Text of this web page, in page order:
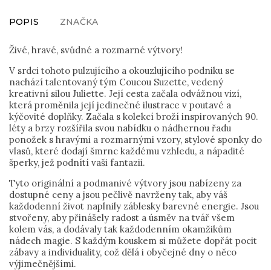
POPIS ZNAČKA
Živé, hravé, svůdné a rozmarné výtvory!
V srdci tohoto pulzujícího a okouzlujícího podniku se
nachází talentovaný tým Coucou Suzette, vedený
kreativní silou Juliette. Její cesta začala odvážnou vizí,
která proměnila její jedinečné ilustrace v poutavé a
kýčovité doplňky. Začala s kolekcí broží inspirovaných 90.
léty a brzy rozšířila svou nabídku o nádhernou řadu
ponožek s hravými a rozmarnými vzory, stylové sponky do
vlasů, které dodají šmrnc každému vzhledu, a nápadité
šperky, jež podnítí vaši fantazii.
Tyto originální a podmanivé výtvory jsou nabízeny za
dostupné ceny a jsou pečlivě navrženy tak, aby váš
každodenní život naplnily záblesky barevné energie. Jsou
stvořeny, aby přinášely radost a úsměv na tvář všem
kolem vás, a dodávaly tak každodenním okamžikům
nádech magie. S každým kouskem si můžete dopřát pocit
zábavy a individuality, což dělá i obyčejné dny o něco
výjimečnějšími.